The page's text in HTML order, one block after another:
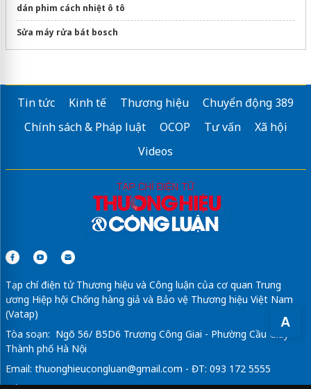
A
dán phim cách nhiệt ô tô
Sửa máy rửa bát bosch
Tin tức Kinh tế Thương hiệu
Chuyển động 389
Chính sách & Pháp luật
OCOP Tư vấn
Xã hội
Videos
Tạp chí điện tử Thương hiệu và Công luận của cơ quan Trung
ương Hiệp hội Chống hàng giả và Bảo vệ Thương hiệu Việt Nam
(Vatap)
Tòa soạn: Ngõ 56/ B5D6 Trương Công Giai - Phường Cầu Giấy -
Thành phố Hà Nội
Email: thuonghieucongluan@gmail.com - ĐT: 093 172 5555